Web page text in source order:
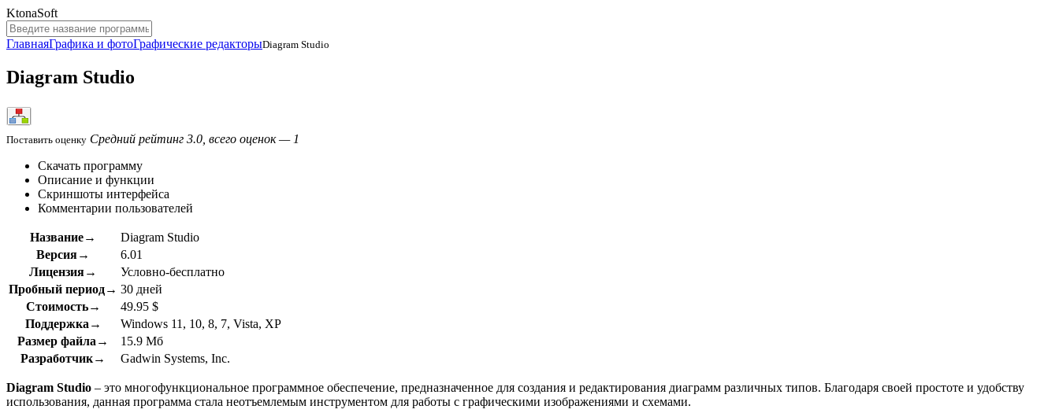
KtonaSoft
ГлавнаяГрафика и фотоГрафические редакторыDiagram Studio
Diagram Studio
Поставить оценку Средний рейтинг 3.0, всего оценок — 1
Скачать программу
Описание и функции
Скриншоты интерфейса
Комментарии пользователей
Название→
Diagram Studio
Версия→
6.01
Лицензия→
Условно-бесплатно
Пробный период→ 30 дней
Стоимость→
49.95 $
Поддержка→
Windows 11, 10, 8, 7, Vista, XP
Размер файла→
15.9 Мб
Разработчик→
Gadwin Systems, Inc.
Diagram Studio – это многофункциональное программное обеспечение, предназначенное для создания и редактирования диаграмм различных типов. Благодаря своей простоте и удобству
использования, данная программа стала неотъемлемым инструментом для работы с графическими изображениями и схемами.